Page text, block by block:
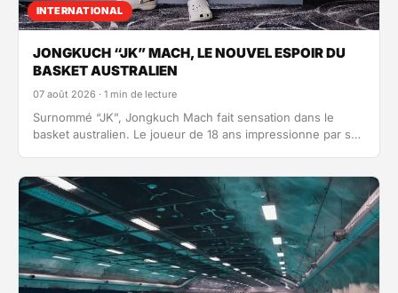
INTERNATIONAL
JONGKUCH “JK” MACH, LE NOUVEL ESPOIR DU
BASKET AUSTRALIEN
07 août 2026 · 1 min de lecture
Surnommé “JK”, Jongkuch Mach fait sensation dans le
basket australien. Le joueur de 18 ans impressionne par sa